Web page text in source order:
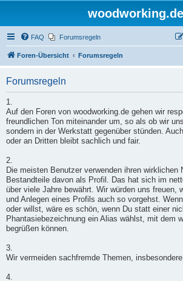
woodworking.de
FAQ Forumsregeln
Foren-Übersicht Forumsregeln
Forumsregeln
1.
Auf den Foren von woodworking.de gehen wir
freundlichen Ton miteinander um, so als ob wir
sondern in der Werkstatt gegenüber stünden.
oder an Dritten bleibt sachlich und fair.
2.
Die meisten Benutzer verwenden ihren wirklichen
Bestandteile davon als Profil. Das hat sich im
über viele Jahre bewährt. Wir würden uns freuen,
und Anlegen eines Profils auch so vorgehst.
oder willst, wäre es schön, wenn Du statt einer
Phantasiebezeichnung ein Alias wählst, mit dem
begrüßen können.
3.
Wir vermeiden sachfremde Themen,
4.